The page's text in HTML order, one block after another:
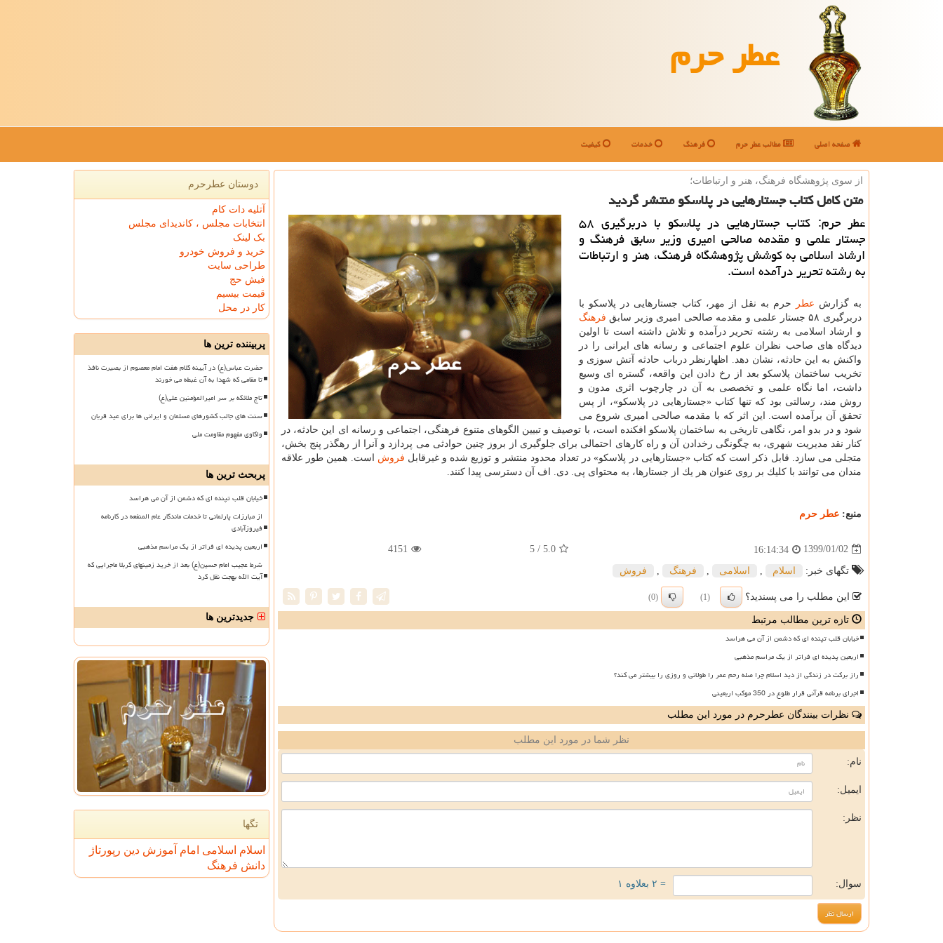
عطر حرم
صفحه اصلی مطالب عطر حرم فرهنگ خدمات کیفیت
از سوی پژوهشگاه فرهنگ، هنر و ارتباطات؛
متن كامل كتاب جستارهایی در پلاسكو منتشر گردید
عطر حرم: كتاب جستارهایی در پلاسكو با دربرگیری ۵۸
جستار علمی و مقدمه صالحی امیری وزیر سابق فرهنگ و
ارشاد اسلامی به كوشش پژوهشگاه فرهنگ، هنر و ارتباطات
به رشته تحریر درآمده است.
به گزارش عطر
حرم به نقل از مهر، كتاب جستارهایی در پلاسكو با
دربرگیری ۵۸ جستار علمی و مقدمه صالحی امیری وزیر سابق
فرهنگ
و ارشاد اسلامی به رشته تحریر درآمده و تلاش داشته است تا اولین
دیدگاه های صاحب نظران علوم اجتماعی و رسانه های ایرانی را در
واكنش به این حادثه، نشان دهد. اظهارنظر درباب حادثه آتش سوزی و
تخریب ساختمان پلاسكو بعد از رخ دادن این واقعه، گستره ای وسیع
داشت، اما نگاه علمی و تخصصی به آن در چارچوب اثری مدون و
روش مند، رسالتی بود كه تنها كتاب «جستارهایی در پلاسكو»، از پس
تحقق آن برآمده است. این اثر كه با مقدمه صالحی امیری شروع می
شود و در بدو امر، نگاهی تاریخی به ساختمان پلاسكو افكنده است، با توصیف و تبیین الگوهای متنوع فرهنگی، اجتماعی و رسانه ای این حادثه، در
كنار نقد مدیریت شهری، به چگونگی رخدادن آن و راه كارهای احتمالی برای جلوگیری از بروز چنین حوادثی می پردازد و آنرا از رهگذر پنج بخش،
متجلی می سازد. قابل ذكر است كه كتاب «جستارهایی در پلاسكو» در تعداد محدود منتشر و توزیع شده و غیرقابل فروش است. همین طور علاقه
مندان می توانند با كلیك بر روی عنوان هر یك از جستارها، به محتوای پی. دی. اف آن دسترسی پیدا كنند.
منبع: عطر حرم
1399/01/02
16:14:34
5.0
/ 5
4151
تگهای خبر: اسلام اسلامی فرهنگ فروش
این مطلب را می پسندید؟ (1)
(0)
تازه ترین مطالب مرتبط
خیابان قلب تپنده ای که دشمن از آن می هراسد
اربعین پدیده ای فراتر از یک مراسم مذهبی
راز برکت در زندگی از دید اسلام چرا صله رحم عمر را طولانی و روزی را بیشتر می کند؟
اجرای برنامه قرآنی قرار طلوع در 350 موکب اربعینی
نظرات بینندگان عطرحرم در مورد این مطلب
نظر شما در مورد این مطلب
نام:
ایمیل:
نظر:
سوال: = ۲ بعلاوه ۱
دوستان عطرحرم
آتلیه دات کام
انتخابات مجلس ، کاندیدای مجلس
بک لینک
خرید و فروش خودرو
طراحی سایت
فیش حج
قیمت بیسیم
کار در محل
پربیننده ترین ها
حضرت عباس(ع) در آیینه کلام هفت امام معصوم از بصیرت نافذ
تا مقامی که شهدا به آن غبطه می خورند
تاج ملائکه بر سر امیرالمؤمنین علی(ع)
سنت های جالب کشورهای مسلمان و ایرانی ها برای عید قربان
واکاوی مفهوم مقاومت ملی
پربحث ترین ها
خیابان قلب تپنده ای که دشمن از آن می هراسد
از مبارزات پارلمانی تا خدمات ماندگار عام المنفعه در کارنامه
فیروزآبادی
اربعین پدیده ای فراتر از یک مراسم مذهبی
شرط عجیب امام حسین(ع) بعد از خرید زمینهای کربلا ماجرایی که
آیت الله بهجت نقل کرد
جدیدترین ها
تگها
اسلام اسلامی امام آموزش دین رپورتاژ
دانش فرهنگ